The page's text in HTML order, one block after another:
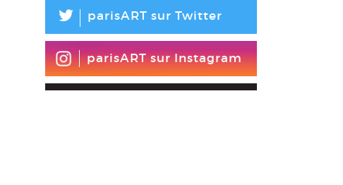
L parisART sur Twitter
parisART sur Instagram